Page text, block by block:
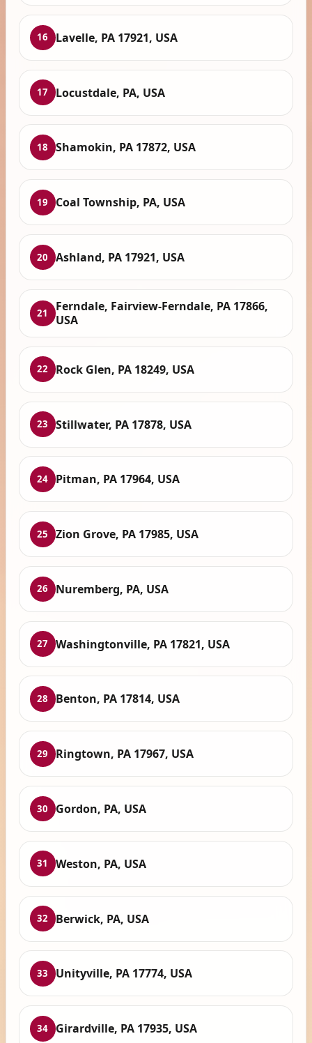
16 Lavelle, PA 17921, USA
17 Locustdale, PA, USA
18 Shamokin, PA 17872, USA
19 Coal Township, PA, USA
20 Ashland, PA 17921, USA
21
Ferndale, Fairview-Ferndale, PA 17866,
USA
22 Rock Glen, PA 18249, USA
23 Stillwater, PA 17878, USA
24 Pitman, PA 17964, USA
25 Zion Grove, PA 17985, USA
26 Nuremberg, PA, USA
27 Washingtonville, PA 17821, USA
28 Benton, PA 17814, USA
29 Ringtown, PA 17967, USA
30 Gordon, PA, USA
31 Weston, PA, USA
32 Berwick, PA, USA
33 Unityville, PA 17774, USA
34 Girardville, PA 17935, USA